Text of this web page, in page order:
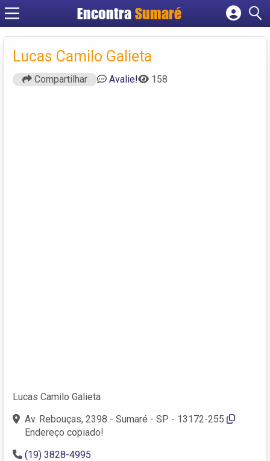
Encontra Sumaré
Cadastrar empresa
Criar conta
Lucas Camilo Galieta
Compartilhar Avalie! 158
Lucas Camilo Galieta
Av. Rebouças, 2398 - Sumaré - SP - 13172-255
Endereço copiado!
(19) 3828-4995